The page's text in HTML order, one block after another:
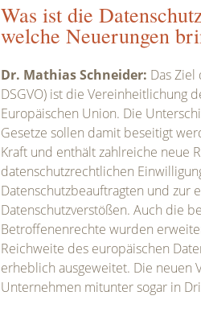
Was ist die
welche Neuerungen
Dr. Mathias Schneider: Das
DSGVO) ist die Vereinheitlichung
Europäischen Union. Die
Gesetze sollen damit beseitigt
Kraft und enthält zahlreiche neue
datenschutzrechtlichen
Datenschutzbeauftragten und zur
Datenschutzverstößen. Auch die
Betroffenenrechte wurden
Reichweite des europäischen
erheblich ausgeweitet. Die neuen
Unternehmen mitunter sogar in